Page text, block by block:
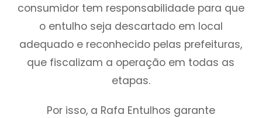
consumidor tem responsabilidade para que
o entulho seja descartado em local
adequado e reconhecido pelas prefeituras,
que fiscalizam a operação em todas as
etapas.
Por isso, a Rafa Entulhos garante